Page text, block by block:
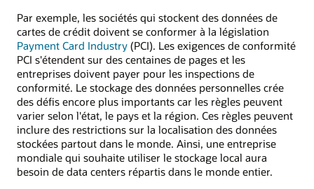
Par exemple, les sociétés qui stockent des données de
cartes de crédit doivent se conformer à la législation
Payment Card Industry (PCI). Les exigences de conformité
PCI s'étendent sur des centaines de pages et les
entreprises doivent payer pour les inspections de
conformité. Le stockage des données personnelles crée
des défis encore plus importants car les règles peuvent
varier selon l'état, le pays et la région. Ces règles peuvent
inclure des restrictions sur la localisation des données
stockées partout dans le monde. Ainsi, une entreprise
mondiale qui souhaite utiliser le stockage local aura
besoin de data centers répartis dans le monde entier.